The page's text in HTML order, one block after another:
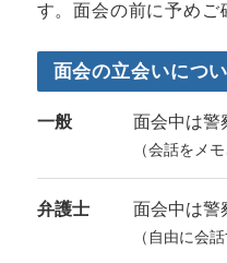
す。面会の前に予めご
面会の立会いにつ
一般 面会中は警
（会話をメ
弁護士 面会中は警
（自由に会